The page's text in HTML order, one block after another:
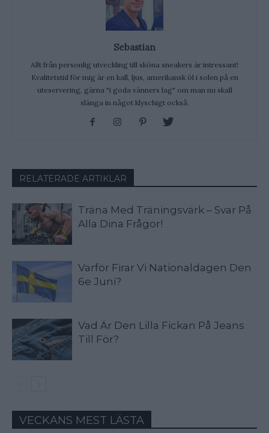
Sebastian
Allt från personlig utveckling till sköna sneakers är intressant!
Kvalitetstid för mig är en kall, ljus, amerikansk öl i solen på en
uteservering, gärna "i goda vänners lag" om man nu skall
slänga in något klyschigt också.
RELATERADE ARTIKLAR
Träna Med Träningsvärk – Svar På
Alla Dina Frågor!
Varför Firar Vi Nationaldagen Den
6e Juni?
Vad Är Den Lilla Fickan På Jeans
Till För?
VECKANS MEST LÄSTA